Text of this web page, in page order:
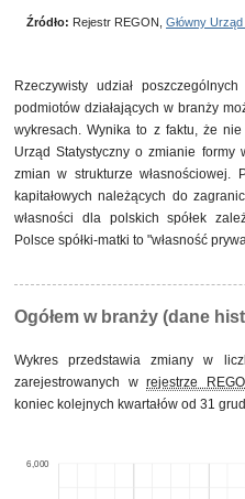
własności zagranicznej
pozostałe
Źródło: Rejestr REGON, Główny
Rzeczywisty udział
podmiotów działających w branży
wykresach. Wynika to z faktu, że
Urząd Statystyczny o zmianie formy
zmian w strukturze własnościowej.
kapitałowych należących do
własności dla polskich spółek
Polsce spółki-matki to "własność
Ogółem w branży (dane
Wykres przedstawia zmiany w
zarejestrowanych wrejestrze
koniec kolejnych kwartałów od 31
6,000